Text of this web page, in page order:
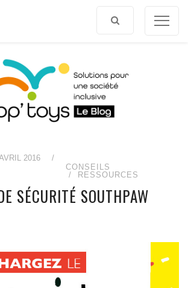
2016
/
CONSEILS
RESSOURCES
SÉCURITÉ SOUTHPAW